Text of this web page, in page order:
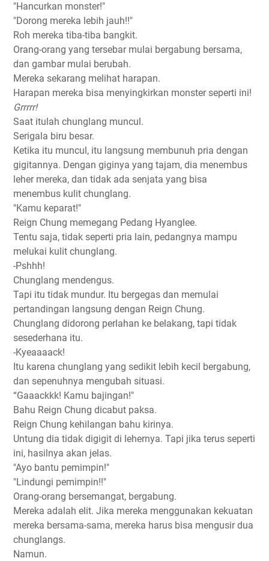
"Hancurkan monster!"
"Dorong mereka lebih jauh!!"
Roh mereka tiba-tiba bangkit.
Orang-orang yang tersebar mulai bergabung bersama,
dan gambar mulai berubah.
Mereka sekarang melihat harapan.
Harapan mereka bisa menyingkirkan monster seperti ini!
Grrrrr!
Saat itulah chunglang muncul.
Serigala biru besar.
Ketika itu muncul, itu langsung membunuh pria dengan
gigitannya. Dengan giginya yang tajam, dia menembus
leher mereka, dan tidak ada senjata yang bisa
menembus kulit chunglang.
"Kamu keparat!"
Reign Chung memegang Pedang Hyanglee.
Tentu saja, tidak seperti pria lain, pedangnya mampu
melukai kulit chunglang.
-Pshhh!
Chunglang mendengus.
Tapi itu tidak mundur. Itu bergegas dan memulai
pertandingan langsung dengan Reign Chung.
Chunglang didorong perlahan ke belakang, tapi tidak
sesederhana itu.
-Kyeaaaack!
Itu karena chunglang yang sedikit lebih kecil bergabung,
dan sepenuhnya mengubah situasi.
“Gaaackkk! Kamu bajingan!"
Bahu Reign Chung dicabut paksa.
Reign Chung kehilangan bahu kirinya.
Untung dia tidak digigit di lehernya. Tapi jika terus seperti
ini, hasilnya akan jelas.
"Ayo bantu pemimpin!"
"Lindungi pemimpin!!"
Orang-orang bersemangat, bergabung.
Mereka adalah elit. Jika mereka menggunakan kekuatan
mereka bersama-sama, mereka harus bisa mengusir dua
chunglangs.
Namun.